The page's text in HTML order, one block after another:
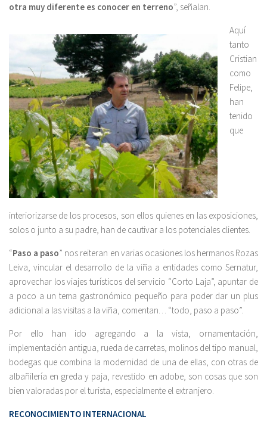
otra muy diferente es conocer en terreno”, señalan.
Aquí
tanto
Cristian
como
Felipe,
han
tenido
que
interiorizarse de los procesos, son ellos quienes en las exposiciones,
solos o junto a su padre, han de cautivar a los potenciales clientes.
“Paso a paso” nos reiteran en varias ocasiones los hermanos Rozas
Leiva, vincular el desarrollo de la viña a entidades como Sernatur,
aprovechar los viajes turísticos del servicio “Corto Laja”, apuntar de
a poco a un tema gastronómico pequeño para poder dar un plus
adicional a las visitas a la viña, comentan… “todo, paso a paso”.
Por ello han ido agregando a la vista, ornamentación,
implementación antigua, rueda de carretas, molinos del tipo manual,
bodegas que combina la modernidad de una de ellas, con otras de
albañilería en greda y paja, revestido en adobe, son cosas que son
bien valoradas por el turista, especialmente el extranjero.
RECONOCIMIENTO INTERNACIONAL